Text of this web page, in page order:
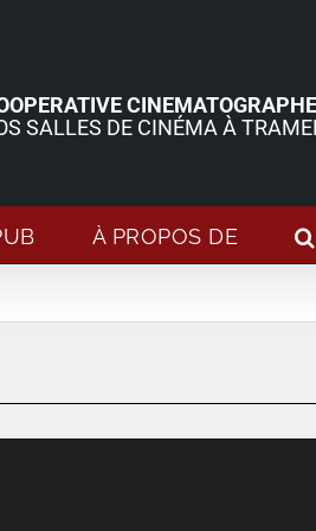
SALLES DE CINÉMA À
À PROPOS DE